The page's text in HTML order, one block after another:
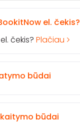
el. čekis?
čekis? Plačiau
būdai
būdai